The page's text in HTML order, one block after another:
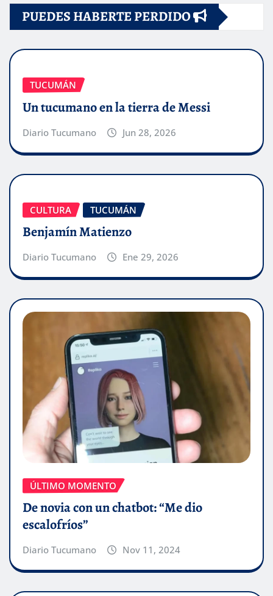
PUEDES HABERTE PERDIDO
TUCUMÁN
Un tucumano en la tierra de Messi
Diario Tucumano Jun 28, 2026
CULTURA TUCUMÁN
Benjamín Matienzo
Diario Tucumano Ene 29, 2026
ÚLTIMO MOMENTO
De novia con un chatbot: “Me dio
escalofríos”
Diario Tucumano Nov 11, 2024